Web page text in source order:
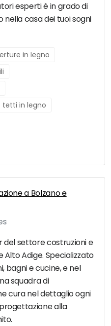
esperti è in grado di
casa dei tuoi sogni
in legno
tetti in legno
a Bolzano e
del settore costruzioni e
Alto Adige. Specializzato
bagni e cucine, e nel
squadra di
cura nel dettaglio ogni
alla